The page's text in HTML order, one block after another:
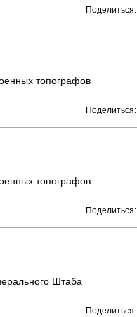
Поделиться:
топографов
Поделиться:
топографов
Поделиться:
Штаба
Поделиться: